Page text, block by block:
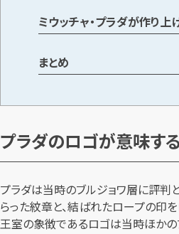
ミウッチャ・プラダが作り上
まとめ
プラダのロゴが意味す
プラダは当時のブルジョワ層に評判
らった紋章と、結ばれたロープの印
王室の象徴であるロゴは当時ほかの